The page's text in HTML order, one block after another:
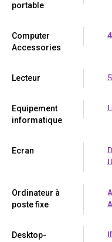
portable
Computer
Accessories
Lecteur
Equipement
informatique
Ecran
Ordinateur à
poste fixe
Desktop-